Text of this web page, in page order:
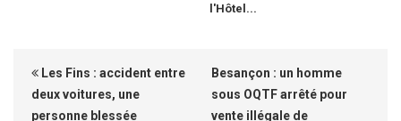
l'Hôtel...
Les Fins : accident entre
deux voitures, une
personne blessée
Besançon : un homme
sous OQTF arrêté pour
vente illégale de